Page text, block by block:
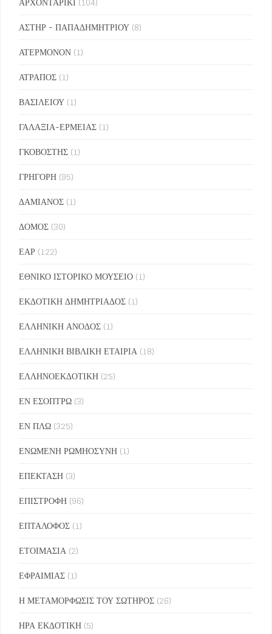
ΑΣΤΗΡ - ΠΑΠΑΔΗΜΗΤΡΙΟΥ (8)
ΑΤΕΡΜΟΝΟΝ (1)
ΑΤΡΑΠΟΣ (1)
ΒΑΣΙΛΕΙΟΥ (1)
ΓΑΛΑΞΙΑ-ΕΡΜΕΙΑΣ (1)
ΓΚΟΒΟΣΤΗΣ (1)
ΓΡΗΓΟΡΗ (95)
ΔΑΜΙΑΝΟΣ (1)
ΔΟΜΟΣ (30)
ΕΑΡ (122)
ΕΘΝΙΚΟ ΙΣΤΟΡΙΚΟ ΜΟΥΣΕΙΟ (1)
ΕΚΔΟΤΙΚΗ ΔΗΜΗΤΡΙΑΔΟΣ (1)
ΕΛΛΗΝΙΚΗ ΑΝΟΔΟΣ (1)
ΕΛΛΗΝΙΚΗ ΒΙΒΛΙΚΗ ΕΤΑΙΡΙΑ (18)
ΕΛΛΗΝΟΕΚΔΟΤΙΚΗ (25)
ΕΝ ΕΣΟΠΤΡΩ (3)
ΕΝ ΠΛΩ (325)
ΕΝΩΜΕΝΗ ΡΩΜΗΟΣΥΝΗ (1)
ΕΠΕΚΤΑΣΗ (3)
ΕΠΙΣΤΡΟΦΗ (96)
ΕΠΤΑΛΟΦΟΣ (1)
ΕΤΟΙΜΑΣΙΑ (2)
ΕΦΡΑΙΜΙΑΣ (1)
Η ΜΕΤΑΜΟΡΦΩΣΙΣ ΤΟΥ ΣΩΤΗΡΟΣ (26)
ΗΡΑ ΕΚΔΟΤΙΚΗ (5)